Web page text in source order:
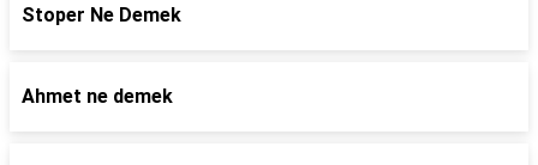
Stoper Ne Demek
Ahmet ne demek